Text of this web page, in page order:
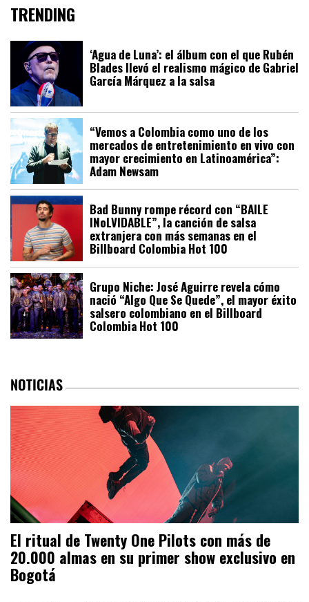
TRENDING
‘Agua de Luna’: el álbum con el que Rubén
Blades llevó el realismo mágico de Gabriel
García Márquez a la salsa
“Vemos a Colombia como uno de los
mercados de entretenimiento en vivo con
mayor crecimiento en Latinoamérica”:
Adam Newsam
Bad Bunny rompe récord con “BAILE
INoLVIDABLE”, la canción de salsa
extranjera con más semanas en el
Billboard Colombia Hot 100
Grupo Niche: José Aguirre revela cómo
nació “Algo Que Se Quede”, el mayor éxito
salsero colombiano en el Billboard
Colombia Hot 100
NOTICIAS
El ritual de Twenty One Pilots con más de
20.000 almas en su primer show exclusivo en
Bogotá